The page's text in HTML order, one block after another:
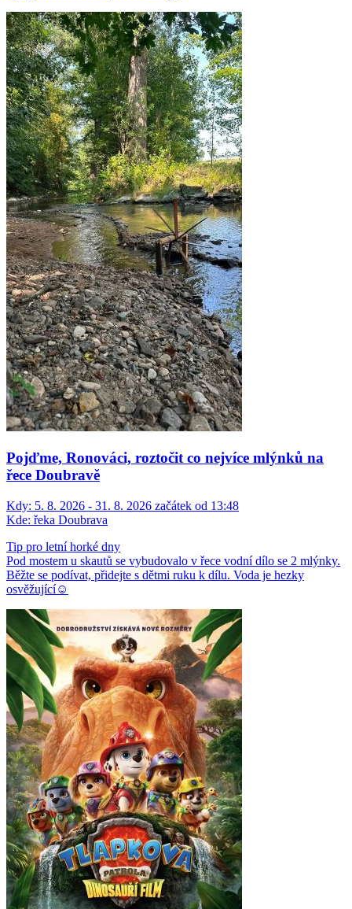
Pojďme, Ronováci, roztočit co nejvíce mlýnků na
řece Doubravě
Kdy: 5. 8. 2026 - 31. 8. 2026 začátek od 13:48
Kde: řeka Doubrava
Tip pro letní horké dny
Pod mostem u skautů se vybudovalo v řece vodní dílo se 2 mlýnky.
Běžte se podívat, přidejte s dětmi ruku k dílu. Voda je hezky
osvěžující☺️